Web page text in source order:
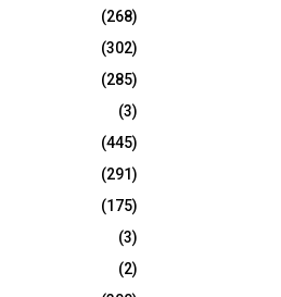
(268)
(302)
(285)
(3)
(445)
(291)
(175)
(3)
(2)